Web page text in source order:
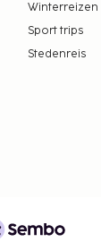
Winterreizen
Sport trips
Stedenreis